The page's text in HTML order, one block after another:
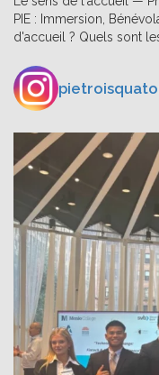
PIE : Immersion,
d'accueil ? Quels sont